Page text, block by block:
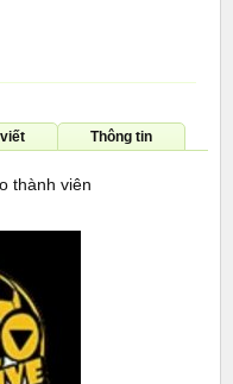
Thông tin
thành viên